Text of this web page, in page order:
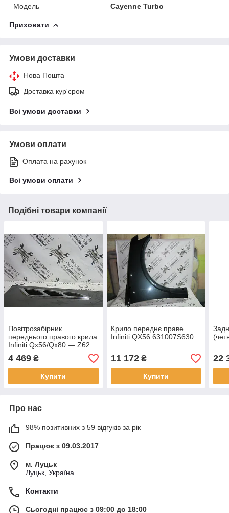
Модель
Cayenne Turbo
Приховати
Умови доставки
Нова Пошта
Доставка кур'єром
Всі умови доставки
Умови оплати
Оплата на рахунок
Всі умови оплати
Подібні товари компанії
Повітрозабірник
переднього правого крила
Infiniti Qx56/Qx80 — Z62
4 469 ₴
Купити
Крило переднє праве
Infiniti QX56 631007S630
11 172₴
Купити
22
Про нас
98% позитивних з 59 відгуків за рік
Працює з 09.03.2017
м. Луцьк
Луцьк, Україна
Контакти
Сьогодні працює з 09:00 до 18:00